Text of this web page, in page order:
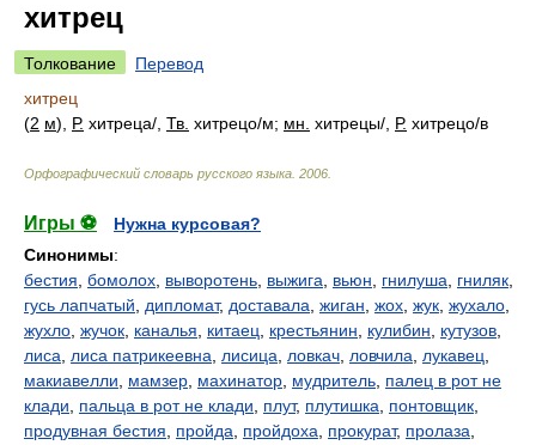
хитрец
Толкование
Перевод
хитрец
(2 м), Р. хитреца/ Тв. хитрецо/м; мн. хитрецы/ Р. хитрецо/в
Орфографический словарь русского языка 2006
Игры ⚽
Нужна курсовая?
Синонимы:
бестия бомолох выворотень выжига вьюн гнилуша гниляк
гусь лапчатый
дипломат, доставала жиган жох жук жухало
жухло жучок каналья китаец крестьянин кулибин кутузов
лиса
лиса патрикеевна лисица ловкач ловчила лукавец
макиавелли
мамзер махинатор мудритель палец в рот не
клади
пальца в рот не клади плут, плутишка понтовщик
продувная бестия
пройда пройдоха прокурат, пролаза